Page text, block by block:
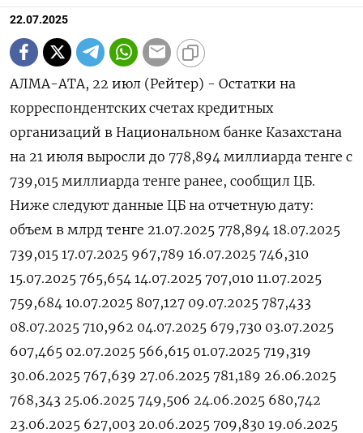
22.07.2025
АЛМА-АТА, 22 июл (Рейтер) - Остатки на
корреспондентских счетах кредитных
организаций в Национальном банке Казахстана
на 21 июля выросли до 778,894 миллиарда тенге с
739,015 миллиарда тенге ранее, сообщил ЦБ.
Ниже следуют данные ЦБ на отчетную дату:
объем в млрд тенге 21.07.2025 778,894 18.07.2025
739,015 17.07.2025 967,789 16.07.2025 746,310
15.07.2025 765,654 14.07.2025 707,010 11.07.2025
759,684 10.07.2025 807,127 09.07.2025 787,433
08.07.2025 710,962 04.07.2025 679,730 03.07.2025
607,465 02.07.2025 566,615 01.07.2025 719,319
30.06.2025 767,639 27.06.2025 781,189 26.06.2025
768,343 25.06.2025 749,506 24.06.2025 680,742
23.06.2025 627,003 20.06.2025 709,830 19.06.2025